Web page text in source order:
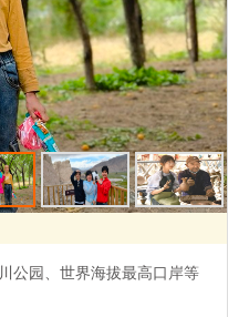
公园、世界海拔最高口岸等